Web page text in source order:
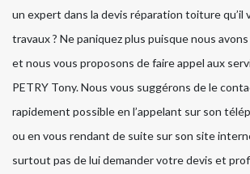
un expert dans la devis réparation toiture qu’il
travaux ? Ne paniquez plus puisque nous
et nous vous proposons de faire appel aux
PETRY Tony. Nous vous suggérons de le
rapidement possible en l’appelant sur son
ou en vous rendant de suite sur son site
surtout pas de lui demander votre devis et